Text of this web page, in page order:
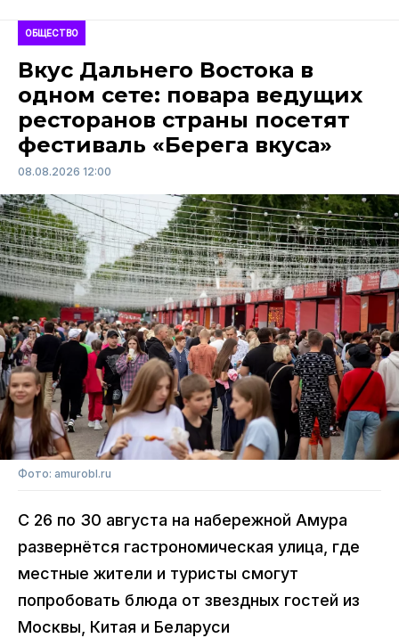
ОБЩЕСТВО
Вкус Дальнего Востока в
одном сете: повара ведущих
ресторанов страны посетят
фестиваль «Берега вкуса»
08.08.2026 12:00
Фото: amurobl.ru
С 26 по 30 августа на набережной Амура
развернётся гастрономическая улица, где
местные жители и туристы смогут
попробовать блюда от звездных гостей из
Москвы, Китая и Беларуси